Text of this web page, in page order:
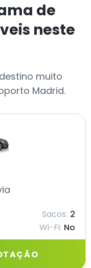
de
neste
muito
Madrid.
Sacos: 2
Wi-Fi: No